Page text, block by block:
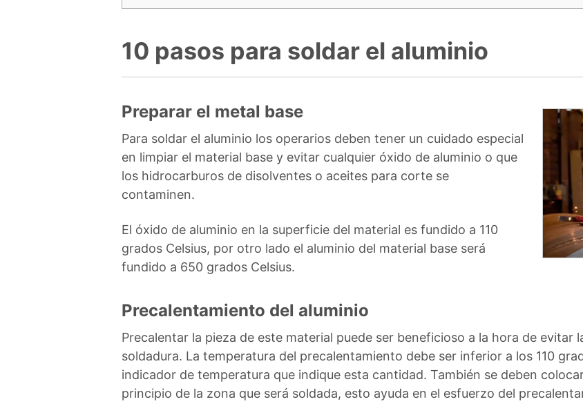
10 pasos para soldar el aluminio
Preparar el metal base
Para soldar el aluminio los operarios deben tener un cuidado especial
en limpiar el material base y evitar cualquier óxido de aluminio o que
los hidrocarburos de disolventes o aceites para corte se
contaminen.
El óxido de aluminio en la superficie del material es fundido a 110
grados Celsius, por otro lado el aluminio del material base será
fundido a 650 grados Celsius.
Precalentamiento del aluminio
Precalentar la pieza de este material puede ser beneficioso a la hora de evitar
soldadura. La temperatura del precalentamiento debe ser inferior a los 110
indicador de temperatura que indique esta cantidad. También se deben
principio de la zona que será soldada, esto ayuda en el esfuerzo del